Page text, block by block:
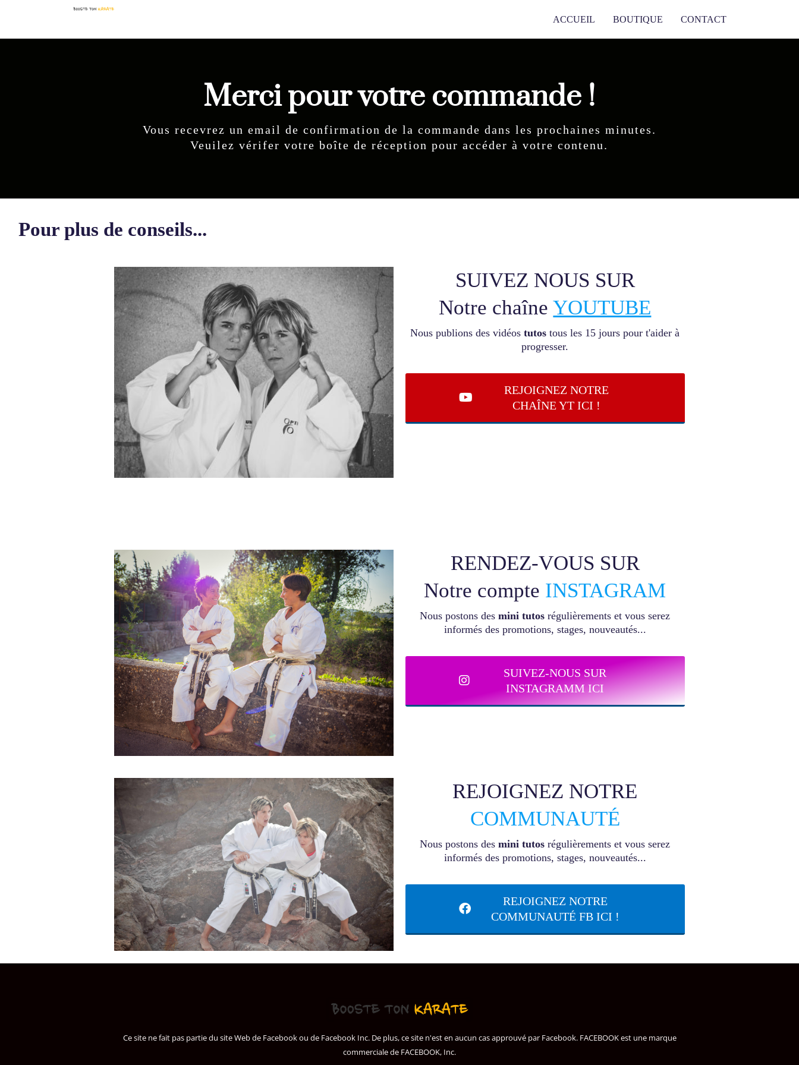
ACCUEIL BOUTIQUE CONTACT
Merci pour votre commande !
Vous recevrez un email de confirmation de la commande dans les prochaines minutes.
Veuilez vérifer votre boîte de réception pour accéder à votre contenu.
Pour plus de conseils...
SUIVEZ NOUS SUR
Notre chaîneYOUTUBE
Nous publions des vidéostutos tous les 15 jours pour t'aider à
progresser.
REJOIGNEZ NOTRE
CHAÎNE YT ICI !
RENDEZ-VOUS SUR
Notre compte INSTAGRAM
Nous postons desmini tutos régulièrements et vous serez
informés des promotions, stages, nouveautés...
SUIVEZ-NOUS SUR
INSTAGRAMM ICI
REJOIGNEZ NOTRE
COMMUNAUTÉ
Nous postons desmini tutos régulièrements et vous serez
informés des promotions, stages, nouveautés...
REJOIGNEZ NOTRE
COMMUNAUTÉ FB ICI !
Ce site ne fait pas partie du site Web de Facebook ou de Facebook Inc. De plus, ce site n'est en aucun cas approuvé par Facebook. FACEBOOK est une marque
commerciale de FACEBOOK, Inc.